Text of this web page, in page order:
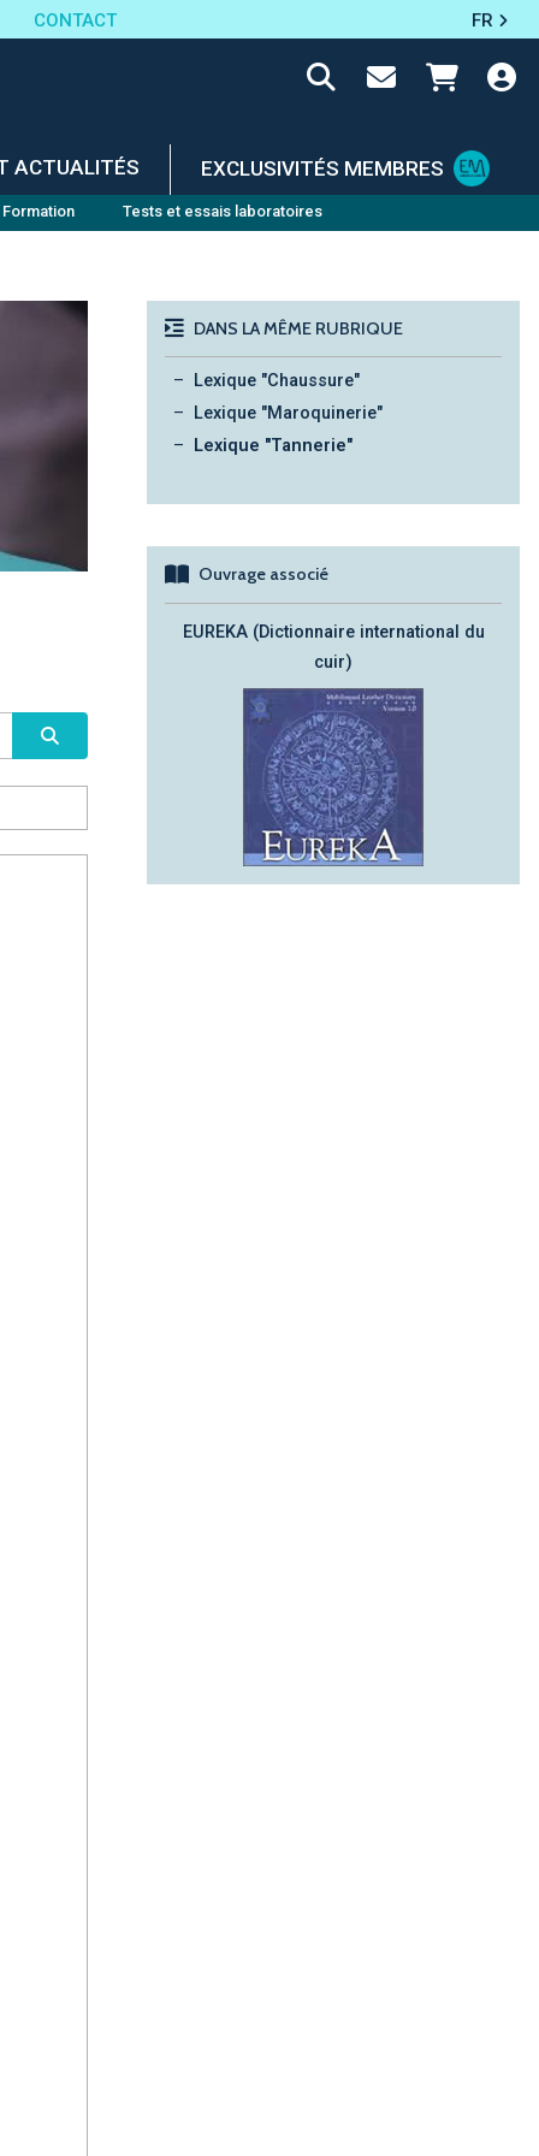
CONTACT FR
ACTUALITÉS EXCLUSIVITÉS MEMBRES
Formation Tests et essais laboratoires
DANS LA MÊME RUBRIQUE
Lexique "Chaussure"
Lexique "Maroquinerie"
Lexique "Tannerie"
Ouvrage associé
EUREKA (Dictionnaire international du
cuir)